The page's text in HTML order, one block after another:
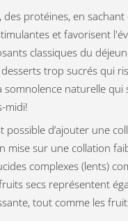
, des protéines, en sachant
et favorisent
classiques du
trop sucrés qui
somnolence naturelle qui
midi!
possible d’ajouter une
mise sur une collation
complexes (lents)
secs représentent
tout comme les